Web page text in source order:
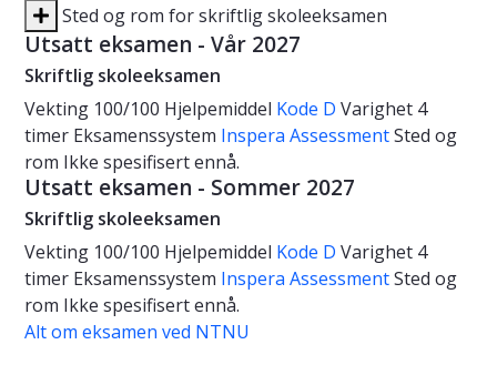
Sted og rom for skriftlig skoleeksamen
Utsatt eksamen - Vår 2027
Skriftlig skoleeksamen
Vekting 100/100 Hjelpemiddel Kode D Varighet 4
timer Eksamenssystem Inspera AssessmentSted og
rom Ikke spesifisert ennå.
Utsatt eksamen - Sommer 2027
Skriftlig skoleeksamen
Vekting 100/100 Hjelpemiddel Kode D Varighet 4
timer Eksamenssystem Inspera AssessmentSted og
rom Ikke spesifisert ennå.
Alt om eksamen ved NTNU